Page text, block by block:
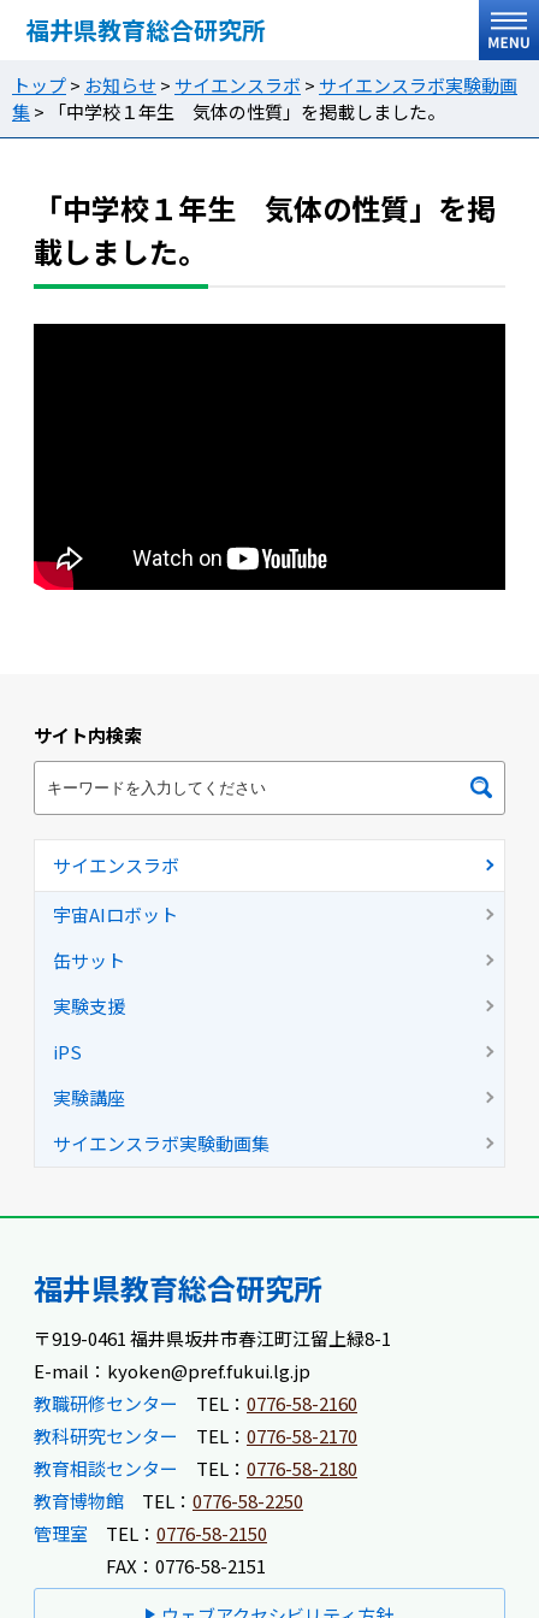
福井県教育総合研究所
トップ> お知らせ > サイエンスラボ > サイエンスラボ実験動画
集> 「中学校１年生 気体の性質」を掲載しました。
「中学校１年生 気体の性質」を掲
載しました。
サイト内検索
サイエンスラボ
宇宙AIロボット
缶サット
実験支援
iPS
実験講座
サイエンスラボ実験動画集
福井県教育総合研究所
〒919-0461 福井県坂井市春江町江留上緑8-1
E-mail：kyoken@pref.fukui.lg.jp
教職研修センター
TEL： 0776-58-2160
教科研究センター
TEL： 0776-58-2170
教育相談センター
TEL： 0776-58-2180
教育博物館
TEL： 0776-58-2250
管理室
TEL： 0776-58-2150
FAX：0776-58-2151